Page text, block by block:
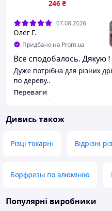
246 ₴
07.08.2026
Олег Г.
Придбано на Prom.ua
Все сподобалось. Дякую !
Дуже потрібна для різних
по дереву..
Переваги
Маленька і зручна.
Поки ще не немає.
Дивись також
Різці токарні Відрізні
Борфрезы по алюмінію
Популярні виробники